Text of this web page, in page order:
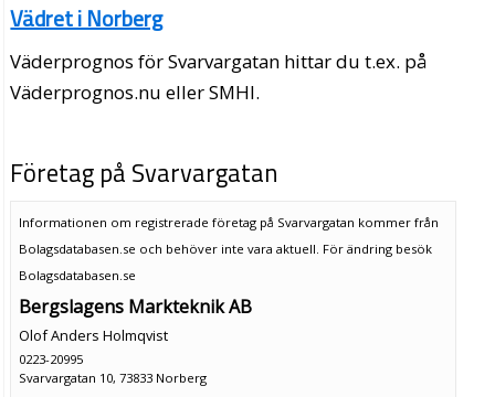
Vädret i Norberg
Väderprognos för Svarvargatan hittar du t.ex. på
Väderprognos.nu eller SMHI.
Företag på Svarvargatan
Informationen om registrerade företag på Svarvargatan kommer från
Bolagsdatabasen.se och behöver inte vara aktuell. För ändring besök
Bolagsdatabasen.se
Bergslagens Markteknik AB
Olof Anders Holmqvist
0223-20995
Svarvargatan 10, 73833 Norberg